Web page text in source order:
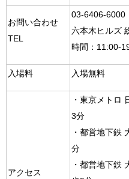
お問い合わせ
TEL
03-6406-6000
六本木ヒルズ
時間：11:00-
入場料 入場無料
アクセス
・東京メトロ
3分
・都営地下鉄
分
・都営地下鉄